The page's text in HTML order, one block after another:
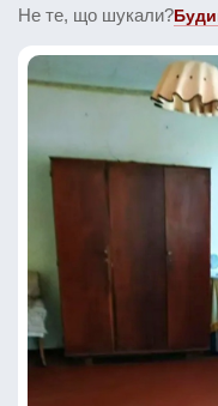
Не те, що шукали?